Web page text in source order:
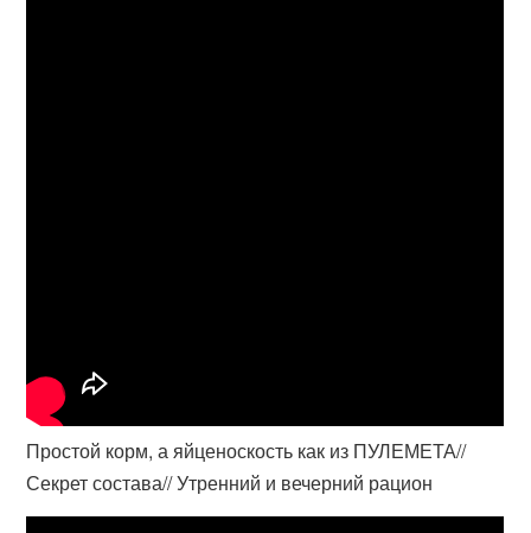
Простой корм, а яйценоскость как из ПУЛЕМЕТА//
Секрет состава// Утренний и вечерний рацион